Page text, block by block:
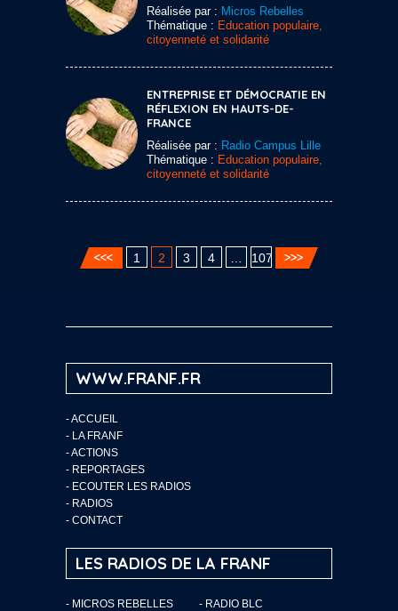
Réalisée par : Micros Rebelles
Thématique : Education populaire,
citoyenneté et solidarité
ENTREPRISE ET DÉMOCRATIE EN
RÉFLEXION EN HAUTS-DE-
FRANCE
Réalisée par : Radio Campus Lille
Thématique : Education populaire,
citoyenneté et solidarité
1 2 3 4 107
WWW.FRANF.FR
-ACCUEIL
- LA FRANF
-ACTIONS
- REPORTAGES
- ECOUTER LES RADIOS
- RADIOS
- CONTACT
LES RADIOS DE LA FRANF
- MICROS REBELLES
- RADIO BLC